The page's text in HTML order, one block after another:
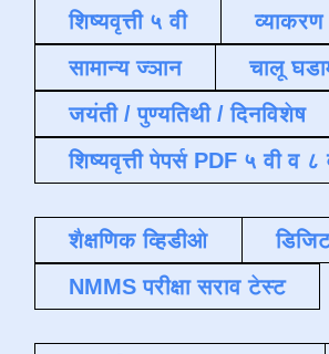
शिष्यवृत्ती ५ वी व्याकरण
सामान्य ज्ञान
चालू
जयंती / पुण्यतिथी / दिनविशेष
शिष्यवृत्ती पेपर्स PDF ५ वी व ८
शैक्षणिक व्हिडीओ
NMMS परीक्षा सराव टेस्ट